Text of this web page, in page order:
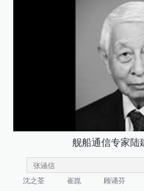
舰船通信专家陆
沈之荃 崔崑 顾诵芬